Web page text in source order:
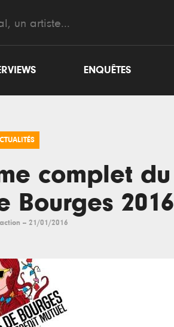
ENQUÊTES
complet du
Bourges 2016
-- 21/01/2016